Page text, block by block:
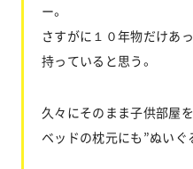
ー。
さすがに１０年物だけあ
持っていると思う。
久々にそのまま子供部屋
ベッドの枕元にも”ぬいぐ